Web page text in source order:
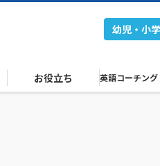
幼児・小
お役立ち 英語コーチング